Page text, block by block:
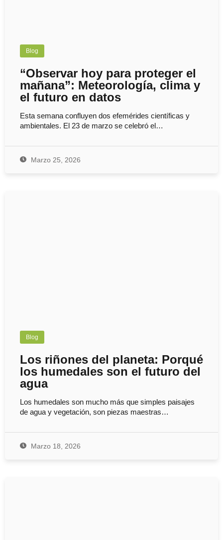
Blog
“Observar hoy para proteger el
mañana”: Meteorología, clima y
el futuro en datos
Esta semana confluyen dos efemérides científicas y
ambientales. El 23 de marzo se celebró el…
Marzo 25, 2026
Blog
Los riñones del planeta: Porqué
los humedales son el futuro del
agua
Los humedales son mucho más que simples paisajes
de agua y vegetación, son piezas maestras…
Marzo 18, 2026